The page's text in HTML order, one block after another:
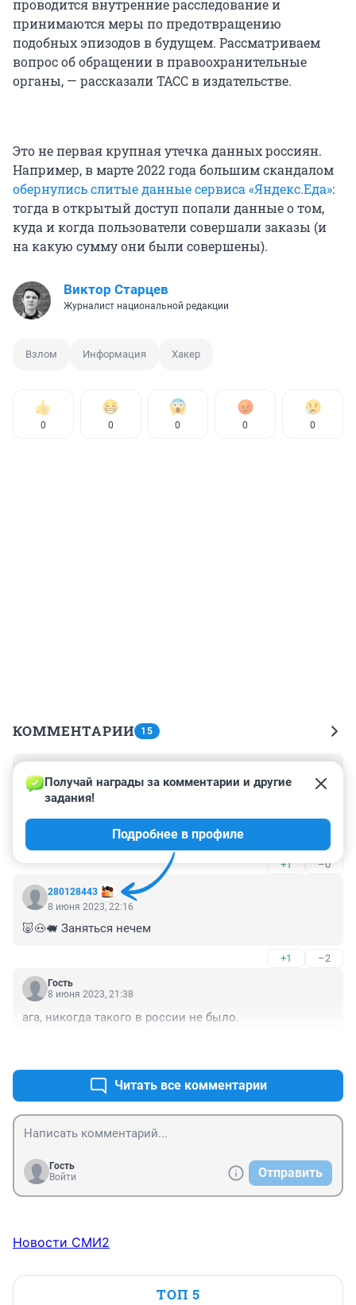
проводится внутренние расследование и
принимаются меры по предотвращению
подобных эпизодов в будущем. Рассматриваем
вопрос об обращении в правоохранительные
органы, — рассказали ТАСС в издательстве.
Это не первая крупная утечка данных россиян.
Например, в марте 2022 года большим скандалом
обернулись слитые данные сервиса «Яндекс.Еда»:
тогда в открытый доступ попали данные о том,
куда и когда пользователи совершали заказы (и
на какую сумму они были совершены).
Виктор Старцев
Журналист национальной редакции
Взлом Информация Хакер
0 0 0 0 0
КОММЕНТАРИИ 15
8 июня 2023, 22:54
А вы кто ??
если Вы школьник (лет 10) , то понятно что вы нигде
не зарегистрированы, и ваша почта это огромный
секрет..... :)
+1 –0
280128443
Получай награды за комментарии и другие
задания!
Подробнее в профиле
8 июня 2023, 22:16
🐷🐽🐖 Заняться нечем
+1 –2
Гость
8 июня 2023, 21:38
ага, никогда такого в россии не было.
Читать все комментарии
Гость
Войти
Отправить
Новости СМИ2
ТОП 5